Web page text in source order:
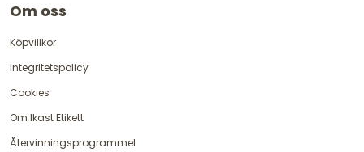
Om oss
Köpvillkor
Integritetspolicy
Cookies
Om Ikast Etikett
Återvinningsprogrammet